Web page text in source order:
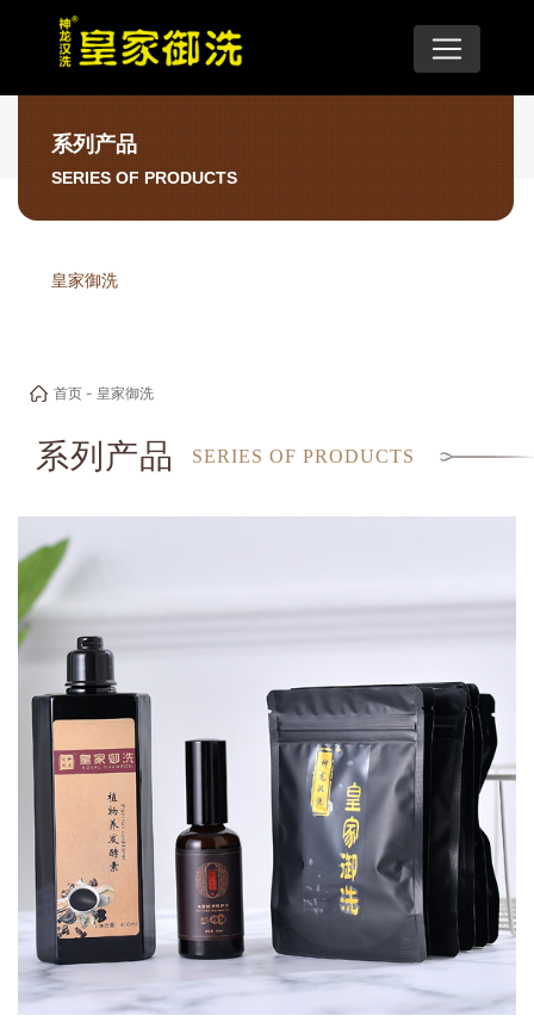
系列产品
SERIES OF PRODUCTS
皇家御洗
首页 - 皇家御洗
系列产品 SERIES OF PRODUCTS